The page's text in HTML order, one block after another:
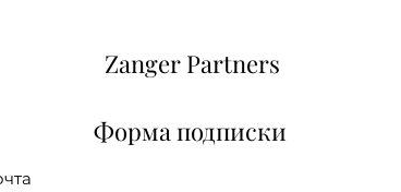
Zanger Partners
Форма подписки